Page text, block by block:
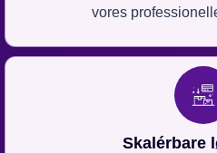
vores
Skalérbare